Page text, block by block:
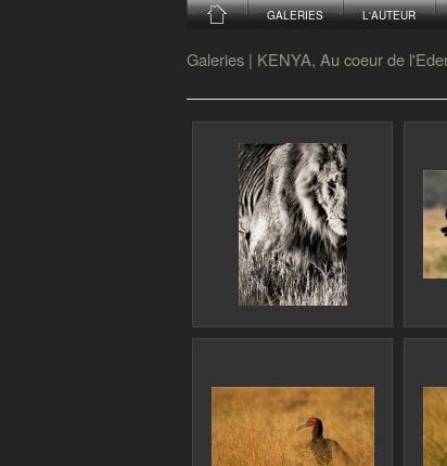
GALERIES L'AUTEUR
Galeries | KENYA, Au coeur de